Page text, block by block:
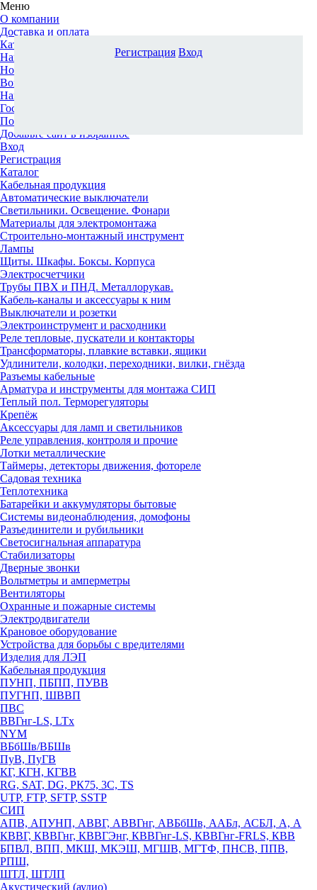
Меню
О компании
Доставка и оплата
Каталог
Наши офисы
Новости и новинки
Вопрос-ответ
Наша команда
Гос. заказчикам
Поставщикам
Добавьте сайт в избранное
Вход
Регистрация
Каталог
Кабельная продукция
Автоматические выключатели
Светильники. Освещение. Фонари
Материалы для электромонтажа
Строительно-монтажный инструмент
Лампы
Щиты. Шкафы. Боксы. Корпуса
Электросчетчики
Трубы ПВХ и ПНД. Металлорукав.
Кабель-каналы и аксессуары к ним
Выключатели и розетки
Электроинструмент и расходники
Реле тепловые, пускатели и контакторы
Трансформаторы, плавкие вставки, ящики
Удлинители, колодки, переходники, вилки, гнёзда
Разъемы кабельные
Арматура и инструменты для монтажа СИП
Теплый пол. Терморегуляторы
Крепёж
Аксессуары для ламп и светильников
Реле управления, контроля и прочие
Лотки металлические
Таймеры, детекторы движения, фотореле
Садовая техника
Теплотехника
Батарейки и аккумуляторы бытовые
Системы видеонаблюдения, домофоны
Разъединители и рубильники
Светосигнальная аппаратура
Стабилизаторы
Дверные звонки
Вольтметры и амперметры
Вентиляторы
Охранные и пожарные системы
Электродвигатели
Крановое оборудование
Устройства для борьбы с вредителями
Изделия для ЛЭП
Кабельная продукция
ПУНП, ПБПП, ПУВВ
ПУГНП, ШВВП
ПВС
ВВГнг-LS, LTx
NYM
ВБбШв/ВБШв
ПуВ, ПуГВ
КГ, КГН, КГВВ
RG, SAT, DG, РК75, 3С, TS
UTP, FTP, SFTP, SSTP
СИП
АПВ, АПУНП, АВВГ, АВВГнг, АВБбШв, ААБл, АСБЛ, А, А
КВВГ, КВВГнг, КВВГЭнг, КВВГнг-LS, КВВГнг-FRLS, КВВ
БПВЛ, ВПП, МКШ, МКЭШ, МГШВ, МГТФ, ПНСВ, ППВ,
РПШ,
ШТЛ, ШТЛП
Акустический (аудио)
Регистрация Вход